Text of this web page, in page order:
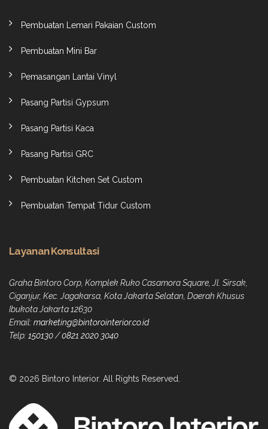
Pembuatan Lemari Pakaian Custom
Pembuatan Mini Bar
Pemasangan Lantai Vinyl
Pasang Partisi Gypsum
Pasang Partisi Kaca
Pasang Partisi GRC
Pembuatan Kitchen Set Custom
Pembuatan Tempat Tidur Custom
Layanan Konsultasi
Graha Bintoro Corp, Komplek Ruko Casamora Square, Jl. Sirsak,
Ciganjur, Kec. Jagakarsa, Kota Jakarta Selatan, Daerah Khusus
Ibukota Jakarta 12630
Email:marketing@bintorointerior.co.id
Telp: 150130/0821 2020 3040
© 2026 Bintoro Interior. All Rights Reserved.